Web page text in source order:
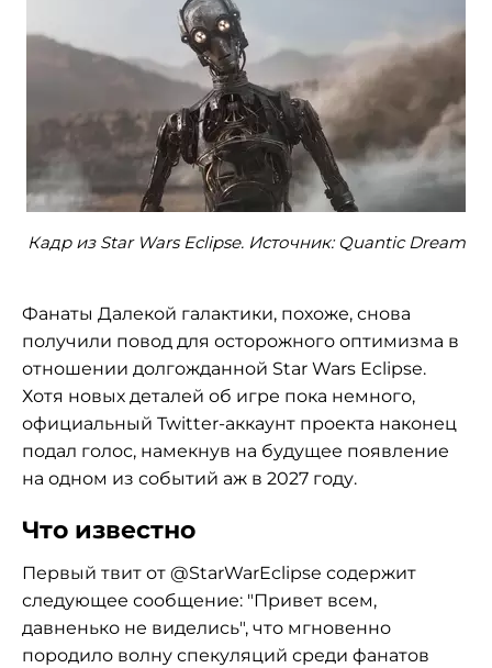
Кадр из Star Wars Eclipse. Источник: Quantic Dream
Фанаты Далекой галактики, похоже, снова
получили повод для осторожного оптимизма в
отношении долгожданной Star Wars Eclipse.
Хотя новых деталей об игре пока немного,
официальный Twitter-аккаунт проекта наконец
подал голос, намекнув на будущее появление
на одном из событий аж в 2027 году.
Что известно
Первый твит от @StarWarEclipse содержит
следующее сообщение: "Привет всем,
давненько не виделись", что мгновенно
породило волну спекуляций среди фанатов